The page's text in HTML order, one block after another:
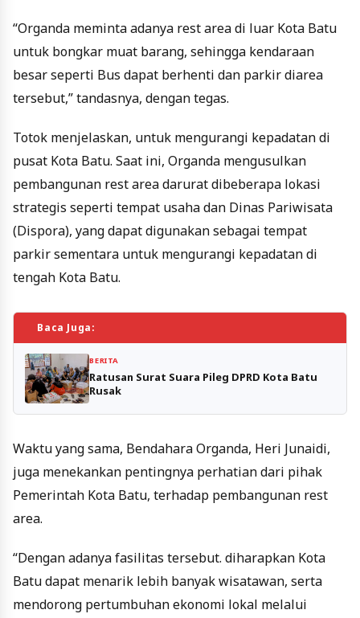
“Organda meminta adanya rest area di luar Kota Batu
untuk bongkar muat barang, sehingga kendaraan
besar seperti Bus dapat berhenti dan parkir diarea
tersebut,” tandasnya, dengan tegas.
Totok menjelaskan, untuk mengurangi kepadatan di
pusat Kota Batu. Saat ini, Organda mengusulkan
pembangunan rest area darurat dibeberapa lokasi
strategis seperti tempat usaha dan Dinas Pariwisata
(Dispora), yang dapat digunakan sebagai tempat
parkir sementara untuk mengurangi kepadatan di
tengah Kota Batu.
Baca Juga:
BERITA
Ratusan Surat Suara Pileg DPRD Kota Batu
Rusak
Waktu yang sama, Bendahara Organda, Heri Junaidi,
juga menekankan pentingnya perhatian dari pihak
Pemerintah Kota Batu, terhadap pembangunan rest
area.
“Dengan adanya fasilitas tersebut. diharapkan Kota
Batu dapat menarik lebih banyak wisatawan, serta
mendorong pertumbuhan ekonomi lokal melalui